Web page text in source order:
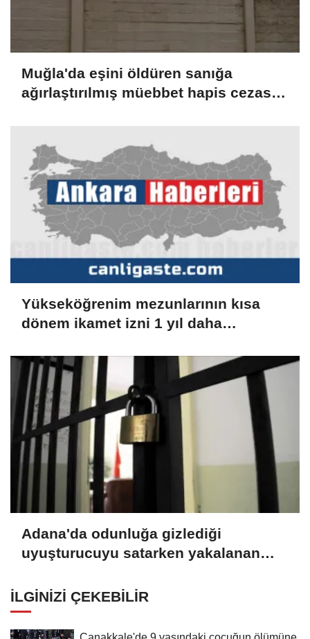
Muğla'da eşini öldüren sanığa
ağırlaştırılmış müebbet hapis cezası
Yükseköğrenim mezunlarının kısa
dönem ikamet izni 1 yıl daha
Adana'da odunluğa gizlediği
uyuşturucuyu satarken yakalanan
İLGINIZI ÇEKEBILIR